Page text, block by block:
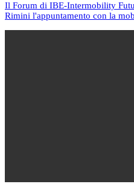
Il Forum di IBE-Intermobility
Rimini l'appuntamento con la